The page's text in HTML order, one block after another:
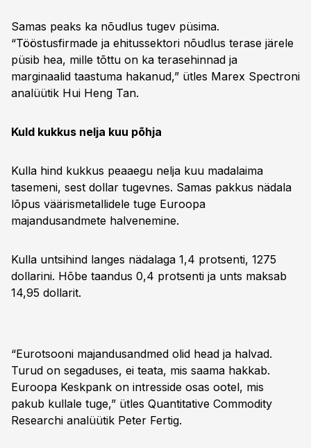
Samas peaks ka nõudlus tugev püsima.
“Tööstusfirmade ja ehitussektori nõudlus terase järele
püsib hea, mille tõttu on ka terasehinnad ja
marginaalid taastuma hakanud,” ütles Marex Spectroni
analüütik Hui Heng Tan.
Kuld kukkus nelja kuu põhja
Kulla hind kukkus peaaegu nelja kuu madalaima
tasemeni, sest dollar tugevnes. Samas pakkus nädala
lõpus väärismetallidele tuge Euroopa
majandusandmete halvenemine.
Kulla untsihind langes nädalaga 1,4 protsenti, 1275
dollarini. Hõbe taandus 0,4 protsenti ja unts maksab
14,95 dollarit.
“Eurotsooni majandusandmed olid head ja halvad.
Turud on segaduses, ei teata, mis saama hakkab.
Euroopa Keskpank on intresside osas ootel, mis
pakub kullale tuge,” ütles Quantitative Commodity
Researchi analüütik Peter Fertig.